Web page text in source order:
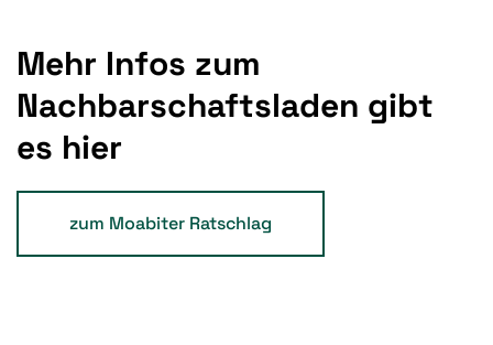
Mehr Infos zum
Nachbarschaftsladen gibt
es hier
zum Moabiter Ratschlag